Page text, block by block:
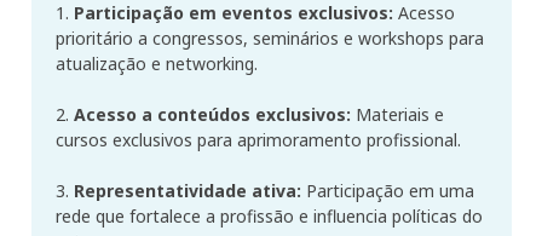
1. Participação em eventos exclusivos: Acesso
prioritário a congressos, seminários e workshops para
atualização e networking.
2. Acesso a conteúdos exclusivos: Materiais e
cursos exclusivos para aprimoramento profissional.
3. Representatividade ativa: Participação em uma
rede que fortalece a profissão e influencia políticas do